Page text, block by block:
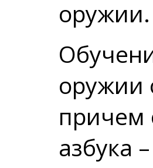
оружии.
оружии
причем
азбука